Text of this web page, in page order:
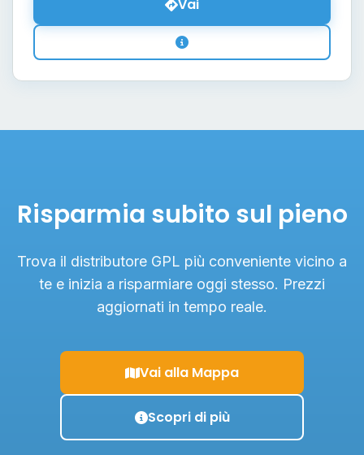
Vai
Risparmia subito sul pieno
Trova il distributore GPL più conveniente vicino a
te e inizia a risparmiare oggi stesso. Prezzi
aggiornati in tempo reale.
Vai alla Mappa
Scopri di più